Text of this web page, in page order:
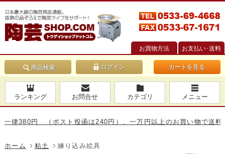
お買物方法 お支払い･送料
商品検索 カートを見る
ランキング お問合せ カテゴリ メニュー
円 （ポスト投函は240円）、一万円以上のお買い物で送料無料で
ホーム 粘土 練り込み絵具